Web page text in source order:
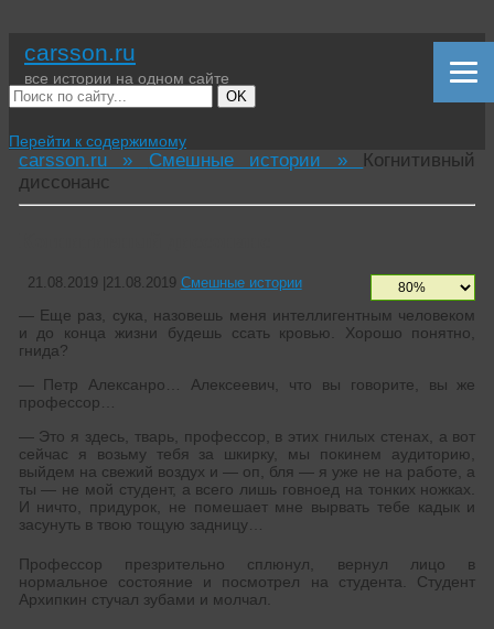
carsson.ru
все истории на одном сайте
OK
Перейти к содержимому
carsson.ru » Смешные истории » Когнитивный
диссонанс
21.08.2019 |21.08.2019 Смешные истории
— Еще раз, сука, назовешь меня интеллигентным человеком
и до конца жизни будешь ссать кровью. Хорошо понятно,
гнида?
— Петр Алексанро… Алексеевич, что вы говорите, вы же
профессор…
— Это я здесь, тварь, профессор, в этих гнилых стенах, а вот
сейчас я возьму тебя за шкирку, мы покинем аудиторию,
выйдем на свежий воздух и — оп, бля — я уже не на работе, а
ты — не мой студент, а всего лишь говноед на тонких ножках.
И ничто, придурок, не помешает мне вырвать тебе кадык и
засунуть в твою тощую задницу…
Профессор презрительно сплюнул, вернул лицо в
нормальное состояние и посмотрел на студента. Студент
Архипкин стучал зубами и молчал.